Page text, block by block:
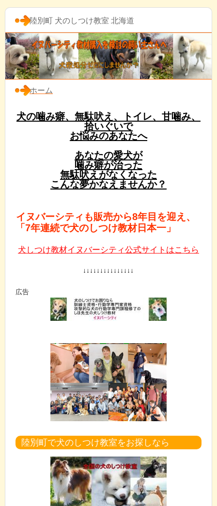
陸別町 犬のしつけ教室 北海道
ホーム
犬の噛み癖、無駄吠え、トイレ、甘噛み、
拾いぐいで
お悩みのあなたへ
あなたの愛犬が
噛み癖が治った
無駄吠えがなくなった
こんな夢かなえませんか？
イヌバーシティも販売から8年目を迎え、
「7年連続で犬のしつけ教材日本一」
犬しつけ教材イヌバーシティ公式サイトはこちら
↓↓↓↓↓↓↓↓↓↓↓↓↓↓↓
広告
陸別町で犬のしつけ教室をお探しなら